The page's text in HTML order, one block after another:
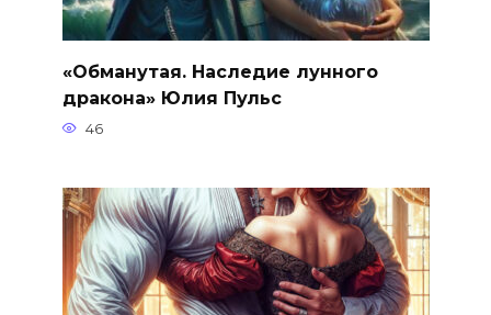
«Обманутая. Наследие лунного
дракона» Юлия Пульс
46